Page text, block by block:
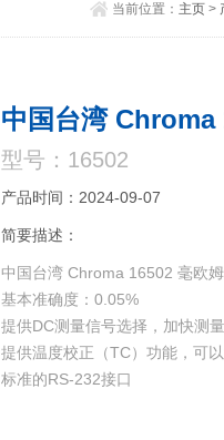
当前位置： 主页>
中国台湾 Chroma
型号：16502
产品时间：2024-09-07
简要描述：
中国台湾 Chroma 16502 毫欧
基本准确度：0.05%
提供DC测量信号选择，加快测
提供温度校正（TC）功能，可
标准的RS-232接口